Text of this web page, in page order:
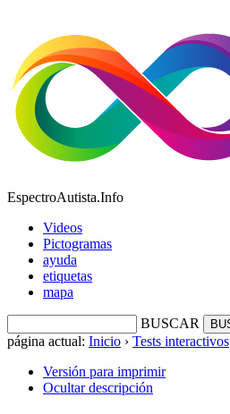
EspectroAutista.Info
Videos
Pictogramas
ayuda
etiquetas
mapa
BUSCAR
página actual: Inicio › Tests interactivos
Versión para imprimir
Ocultar descripción